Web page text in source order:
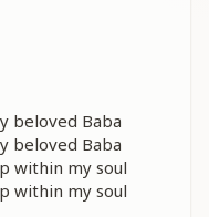
beloved Baba
beloved Baba
within my soul
within my soul